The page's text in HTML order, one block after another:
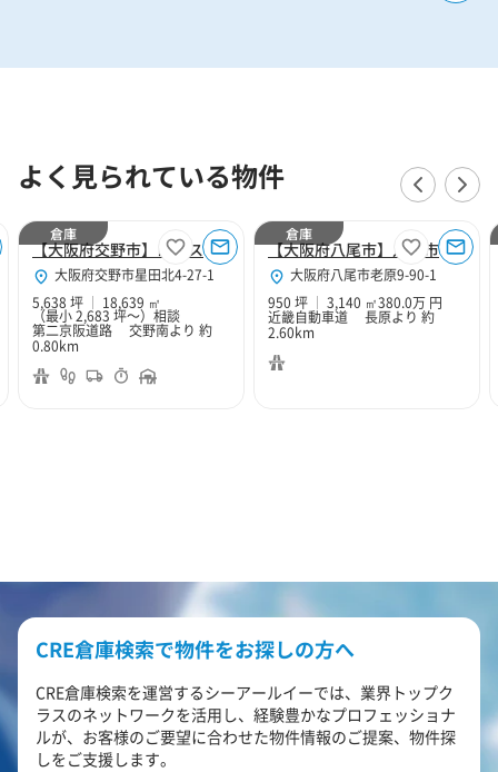
よく見られている物件
【大阪府交野市】ロジスクエア大阪交野
大阪府交野市星田北4-27-1
5,638 坪
18,639 ㎡
（最小 2,683 坪～） 相談
第二京阪道路 交野南より 約
0.80km
倉庫
【大阪府八尾市】八尾市老原9丁目950坪倉庫
大阪府八尾市老原9-90-1
950 坪
3,140 ㎡380.0万 円
近畿自動車道 長原より 約
2.60km
倉庫
CRE倉庫検索で物件をお探しの方へ
CRE倉庫検索を運営するシーアールイーでは、業界トップク
ラスのネットワークを活用し、経験豊かなプロフェッショナ
ルが、お客様のご要望に合わせた物件情報のご提案、物件探
しをご支援します。